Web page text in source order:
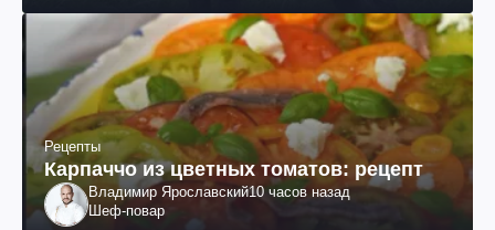
Рецепты
Карпаччо из цветных томатов: рецепт
Владимир Ярославский10 часов назад
Шеф-повар